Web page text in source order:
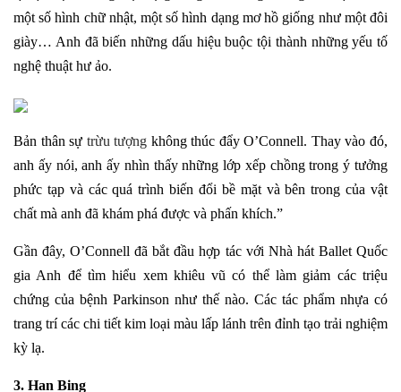
một số hình chữ nhật, một số hình dạng mơ hồ giống như một đôi
giày… Anh đã biến những dấu hiệu buộc tội thành những yếu tố
nghệ thuật hư ảo.
Bản thân sự trừu tượng không thúc đẩy O’Connell. Thay vào đó,
anh ấy nói, anh ấy nhìn thấy những lớp xếp chồng trong ý tưởng
phức tạp và các quá trình biến đổi bề mặt và bên trong của vật
chất mà anh đã khám phá được và phấn khích.”
Gần đây, O’Connell đã bắt đầu hợp tác với Nhà hát Ballet Quốc
gia Anh để tìm hiểu xem khiêu vũ có thể làm giảm các triệu
chứng của bệnh Parkinson như thế nào. Các tác phẩm nhựa có
trang trí các chi tiết kim loại màu lấp lánh trên đỉnh tạo trải nghiệm
kỳ lạ.
3. Han Bing